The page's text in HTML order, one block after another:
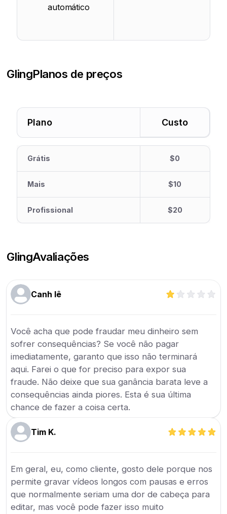
automático
GlingPlanos de preços
Plano Custo
Grátis $0
Mais $10
Profissional $20
GlingAvaliações
Canh lê
Você acha que pode fraudar meu dinheiro sem
sofrer consequências? Se você não pagar
imediatamente, garanto que isso não terminará
aqui. Farei o que for preciso para expor sua
fraude. Não deixe que sua ganância barata leve a
consequências ainda piores. Esta é sua última
chance de fazer a coisa certa.
Tim K.
Em geral, eu, como cliente, gosto dele porque nos
permite gravar vídeos longos com pausas e erros
que normalmente seriam uma dor de cabeça para
editar, mas você pode fazer isso muito